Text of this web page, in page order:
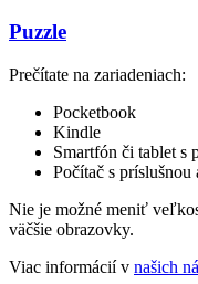
Puzzle
Prečítate na zariadeniach:
Pocketbook
Kindle
Smartfón či tablet s
Počítač s príslušnou
Nie je možné meniť
väčšie obrazovky.
Viac informácií v našich